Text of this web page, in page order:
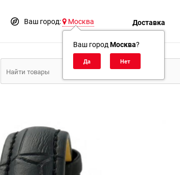
Ваш город: Москва
Ваш город Москва?
Доставка